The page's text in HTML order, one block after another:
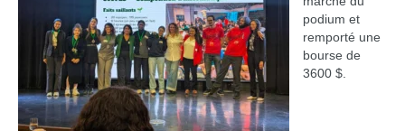
podium et
remporté une
bourse de
3600 $.